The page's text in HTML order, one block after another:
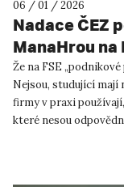
06 / 01 / 2026
Nadace ČEZ
ManaHrou na
Že na FSE
Nejsou, studující mají
firmy v praxi
které nesou